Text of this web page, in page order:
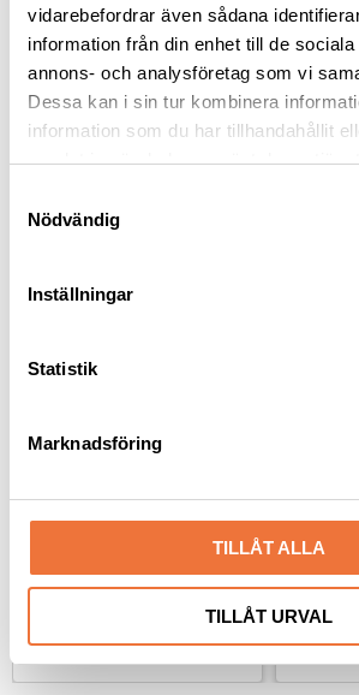
vidarebefordrar även sådana
information från din enhet till de
annons- och analysföretag som vi
Dessa kan i sin tur kombinera
information som du har tillhandahållit
samlat in när du har använt deras
Nödvändig
Inställningar
Statistik
Marknadsföring
TILLÅT ALLA
TILLÅT URVAL
Senaste besökta
hundleksak
59kr 69
99kr